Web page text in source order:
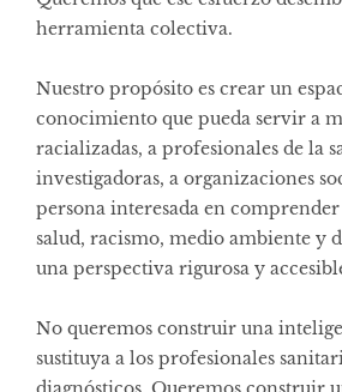
herramienta colectiva.
Nuestro propósito es crear un
conocimiento que pueda servir a
racializadas, a profesionales de la
investigadoras, a organizaciones
persona interesada en
salud, racismo, medio ambiente y
una perspectiva rigurosa y
No queremos construir una
sustituya a los profesionales